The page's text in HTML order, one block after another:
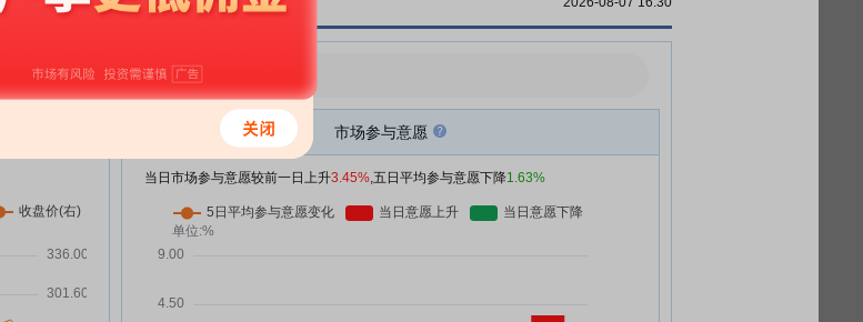
金山办公:金山办公关于以集中竞
价方式回购股份方案的预案
金山办公:金山办公2025年年度权
益分派实施公告
第九次会议决议公告
金山办公:金山办公关于调整2025
公告
公司信息更新报告：C端+B端同步
发力，率先开启办公智能体时代
今日用户关注度有所下降，参与意愿有所增强
市场参与意愿
当日市场参与意愿较前一日上升3.45%,五日平均参与意愿下降1.63%